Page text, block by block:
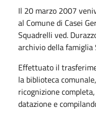
Il 20 marzo 2007
al Comune di Casei
Squadrelli ved.
archivio della famiglia
Effettuato il
la biblioteca
ricognizione
datazione e